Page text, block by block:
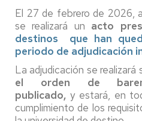
El 27 de febrero de 2026, a
se realizará un acto
destinos que han
periodo de adjudicación
La adjudicación se realizará
el orden de
publicado, y estará, en
cumplimiento de los